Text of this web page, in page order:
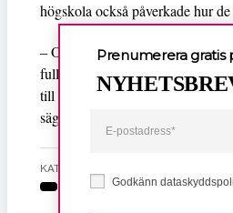
högskola också påverkade hur
– Om det har konsekvens för hur
fullföljer sina studier, då finns
till ytterligare marginalisering av
säger hon till Metro.
KATEGORI
Godkänn
Prenumerera gratis